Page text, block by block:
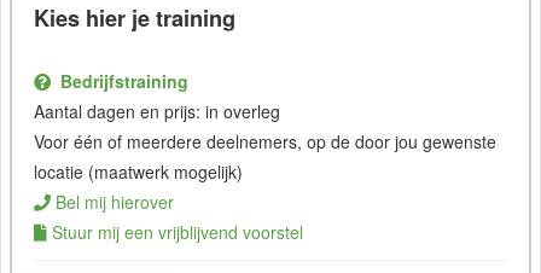
Kies hier je training
Bedrijfstraining
Aantal dagen en prijs: in overleg
Voor één of meerdere deelnemers, op de door jou gewenste
locatie (maatwerk mogelijk)
Bel mij hierover
Stuur mij een vrijblijvend voorstel